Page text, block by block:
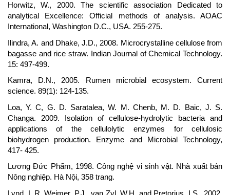
Horwitz, W., 2000. The scientific association Dedicated to
analytical Excellence: Official methods of analysis. AOAC
International, Washington D.C., USA. 255-275.
Ilindra, A. and Dhake, J.D., 2008. Microcrystalline cellulose from
bagasse and rice straw. Indian Journal of Chemical Technology.
15: 497-499.
Kamra, D.N., 2005. Rumen microbial ecosystem. Current
science. 89(1): 124-135.
Loa, Y. C, G. D. Saratalea, W. M. Chenb, M. D. Baic, J. S.
Changa. 2009. Isolation of cellulose-hydrolytic bacteria and
applications of the cellulolytic enzymes for cellulosic
biohydrogen production. Enzyme and Microbial Technology,
417- 425.
Lương Đức Phẩm, 1998. Công nghệ vi sinh vật. Nhà xuất bản
Nông nghiệp. Hà Nội, 358 trang.
Lynd, L.R, Weimer, P.J., van Zyl, W.H. and Pretorius, I.S., 2002.